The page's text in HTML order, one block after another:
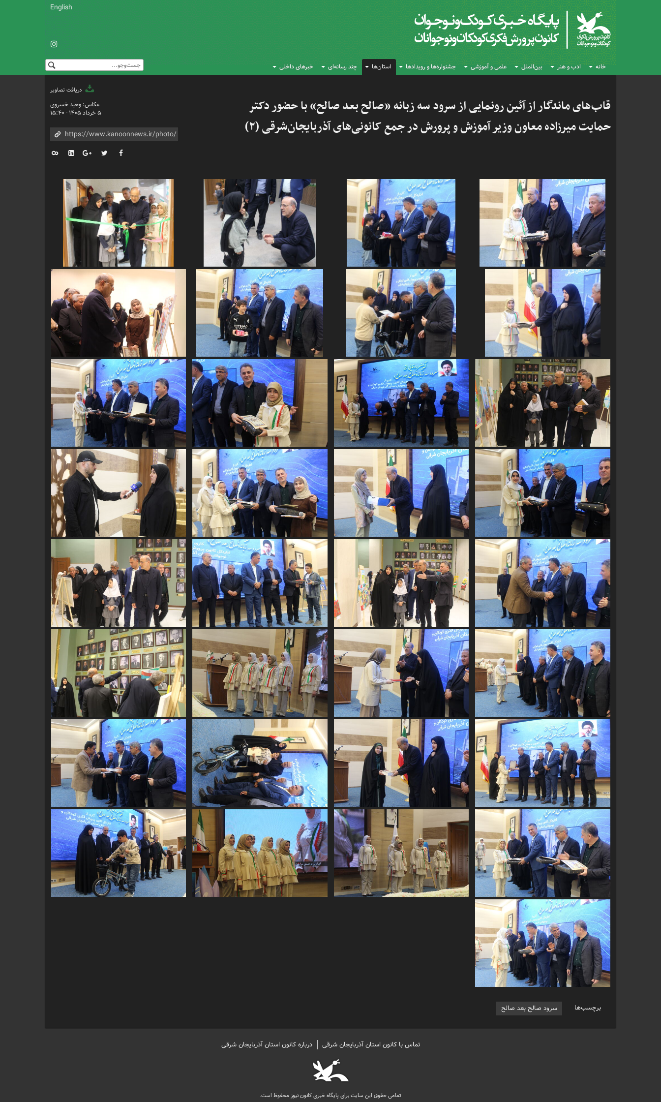
English
خانه ادب و هنر بین‌الملل علمی و آموزشی جشنواره‌ها و رویدادها استان‌ها چند رسانه‌ای خبرهای داخلی
دریافت تصاویر
قاب‌های ماندگار از آئین رونمایی از سرود سه زبانه «صالح بعد صالح» با حضور دکتر
حمایت میرزاده معاون وزیر آموزش و پرورش در جمع کانونی‌های آذربایجان‌شرقی (۲)
عکاس: وحید خسروی
۵ خرداد ۱۴۰۵ - ۱۵:۴۰
برچسب‌ها سرود صالح بعد صالح
تماس با کانون استان آذربایجان شرقی درباره کانون استان آذربایجان شرقی
تمامی حقوق این سایت برای پایگاه خبری کانون نیوز محفوظ است.